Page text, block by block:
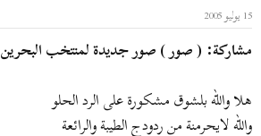
15 يوليو 2005
مشاركة: ( صور ) صور جديدة لمنتخب البحرين
هلا والله بلشوق مشكورة على الرد الحلو
والله لايحرمنة من ردودج الطيبة والرائعة